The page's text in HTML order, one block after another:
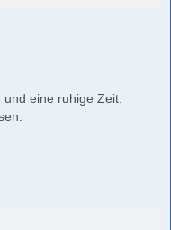
eine ruhige Zeit.